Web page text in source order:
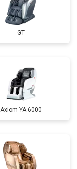
GT
Axiom YA-6000